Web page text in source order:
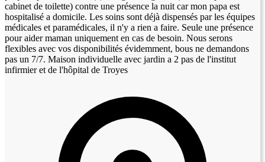
cabinet de toilette) contre une présence la nuit car mon papa est
hospitalisé a domicile. Les soins sont déjà dispensés par les équipes
médicales et paramédicales, il n'y a rien a faire. Seule une présence
pour aider maman uniquement en cas de besoin. Nous serons
flexibles avec vos disponibilités évidemment, bous ne demandons
pas un 7/7. Maison individuelle avec jardin a 2 pas de l'institut
infirmier et de l'hôpital de Troyes